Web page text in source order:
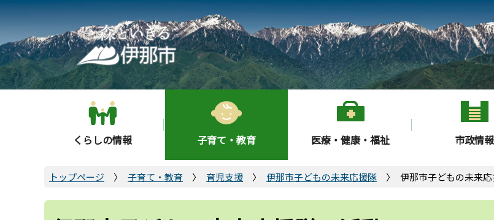
こ
の
ペ
ー
ジ
の
くらしの情報 子育て・教育 医療・健康・福祉 市政情報
トップページ 子育て・教育 育児支援 伊那市子どもの未来応援隊 伊那市子どもの未来